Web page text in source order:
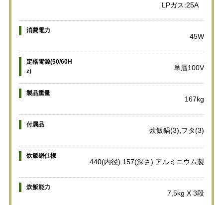
LPガス:25A
消費電力
45W
定格電源(50/60H
z)
単層100V
製品重量
167kg
付属品
炊飯鍋(3),フタ(3)
炊飯鍋仕様
440(内径) 157(深さ) アルミニウム製
炊飯能力
7,5kg X 3段